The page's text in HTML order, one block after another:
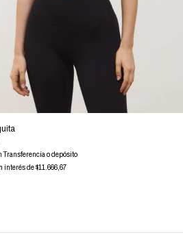
Transferencia o depósito
interés de$11.666,67